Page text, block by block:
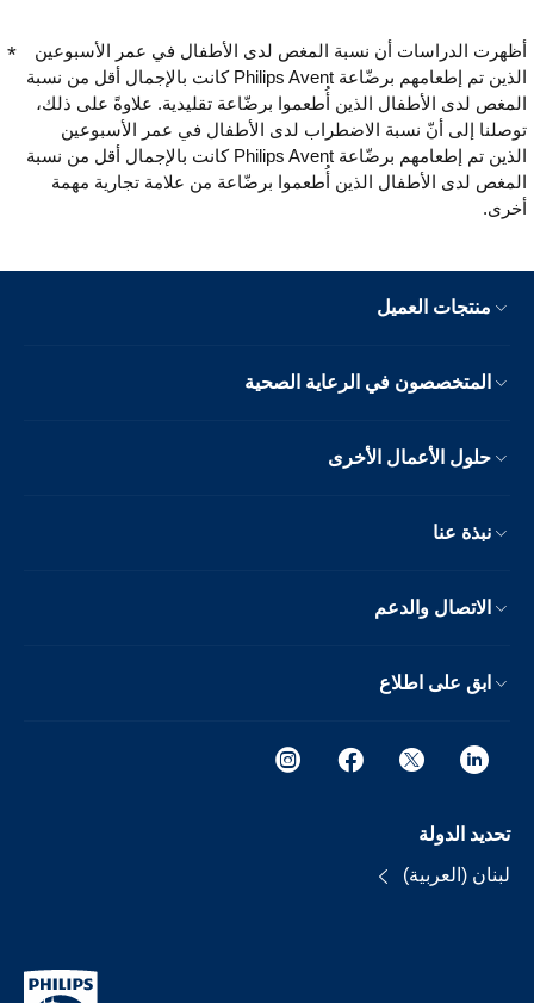
أظهرت الدراسات أن نسبة المغص لدى الأطفال في عمر الأسبوعين
الذين تم إطعامهم برضّاعة Philips Avent كانت بالإجمال أقل من نسبة
المغص لدى الأطفال الذين أُطعموا برضّاعة تقليدية. علاوةً على ذلك،
توصلنا إلى أنّ نسبة الاضطراب لدى الأطفال في عمر الأسبوعين
الذين تم إطعامهم برضّاعة Philips Avent كانت بالإجمال أقل من نسبة
المغص لدى الأطفال الذين أُطعموا برضّاعة من علامة تجارية مهمة
أخرى.
منتجات العميل
المتخصصون في الرعاية الصحية
حلول الأعمال الأخرى
نبذة عنا
الاتصال والدعم
ابق على اطلاع
تحديد الدولة
لبنان (العربية)